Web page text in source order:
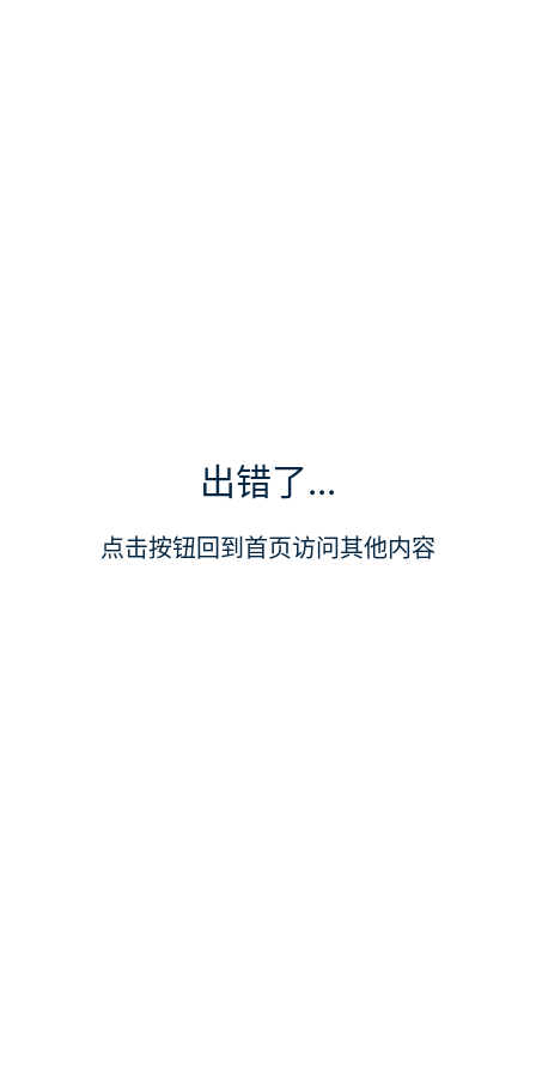
出错了...
点击按钮回到首页访问其他内容